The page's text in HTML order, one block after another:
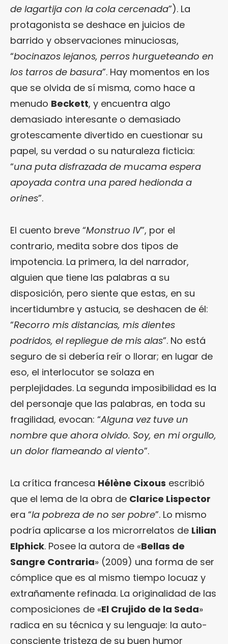
de lagartija con la cola cercenada”). La
protagonista se deshace en juicios de
barrido y observaciones minuciosas,
“bocinazos lejanos, perros hurgueteando en
los tarros de basura”. Hay momentos en los
que se olvida de sí misma, como hace a
menudo Beckett, y encuentra algo
demasiado interesante o demasiado
grotescamente divertido en cuestionar su
papel, su verdad o su naturaleza ficticia:
“una puta disfrazada de mucama espera
apoyada contra una pared hedionda a
orines”.
El cuento breve “Monstruo IV”, por el
contrario, medita sobre dos tipos de
impotencia. La primera, la del narrador,
alguien que tiene las palabras a su
disposición, pero siente que estas, en su
incertidumbre y astucia, se deshacen de él:
“Recorro mis distancias, mis dientes
podridos, el repliegue de mis alas”. No está
seguro de si debería reír o llorar; en lugar de
eso, el interlocutor se solaza en
perplejidades. La segunda imposibilidad es la
del personaje que las palabras, en toda su
fragilidad, evocan: “Alguna vez tuve un
nombre que ahora olvido. Soy, en mi orgullo,
un dolor flameando al viento”.
La crítica francesa Hélène Cixous escribió
que el lema de la obra de Clarice Lispector
era “la pobreza de no ser pobre”. Lo mismo
podría aplicarse a los microrrelatos de Lilian
Elphick. Posee la autora de «Bellas de
Sangre Contraria» (2009) una forma de ser
cómplice que es al mismo tiempo locuaz y
extrañamente refinada. La originalidad de las
composiciones de «El Crujido de la Seda»
radica en su técnica y su lenguaje: la auto-
consciente tristeza de su buen humor